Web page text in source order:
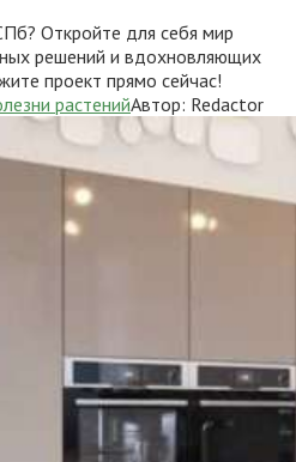
Откройте для себя мир
решений и вдохновляющих
проект прямо сейчас!
растенийАвтор: Redactor